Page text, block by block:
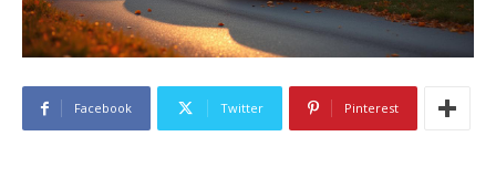
Facebook Twitter Pinterest